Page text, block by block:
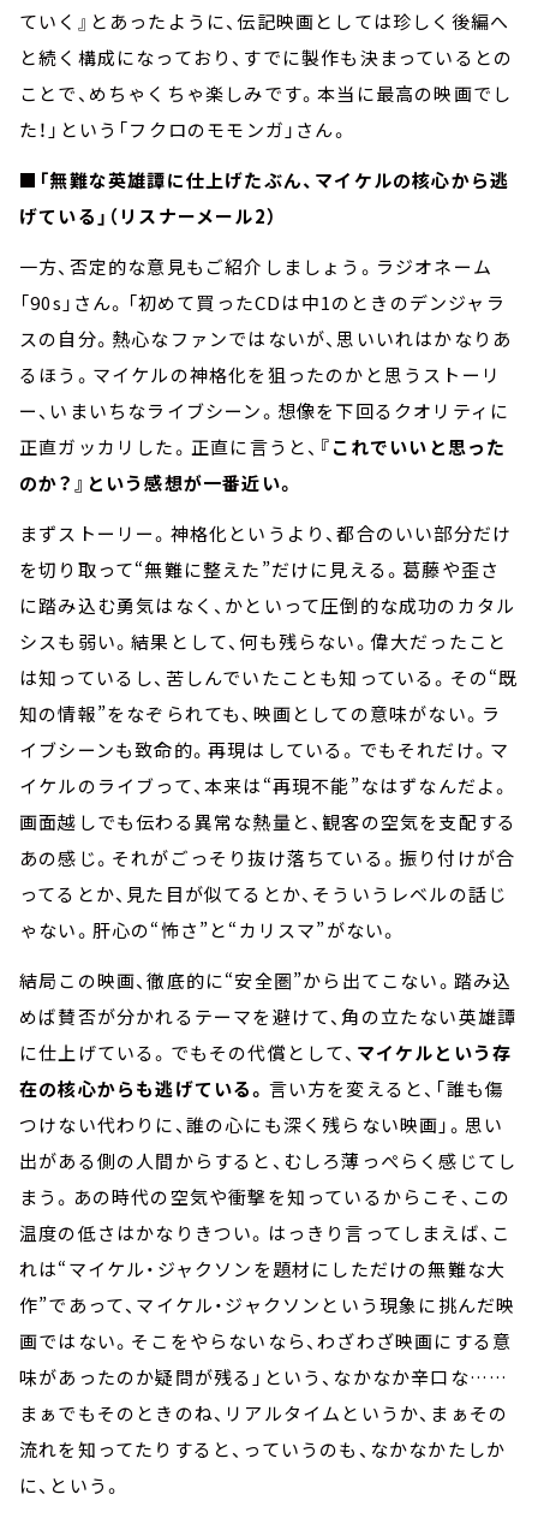
ていく』とあったように、伝記映画としては珍しく後編へ
と続く構成になっており、すでに製作も決まっているとの
ことで、めちゃくちゃ楽しみです。本当に最高の映画でし
た！」という「フクロのモモンガ」さん。
■「無難な英雄譚に仕上げたぶん、マイケルの核心から逃
げている」（リスナーメール2）
一方、否定的な意見もご紹介しましょう。ラジオネーム
「90s」さん。「初めて買ったCDは中1のときのデンジャラ
スの自分。熱心なファンではないが、思いいれはかなりあ
るほう。マイケルの神格化を狙ったのかと思うストーリ
ー、いまいちなライブシーン。想像を下回るクオリティに
正直ガッカリした。――正直に言うと、 『これでいいと思った
のか？』という感想が一番近い。
まずストーリー。神格化というより、都合のいい部分だけ
を切り取って“無難に整えた”だけに見える。葛藤や歪さ
に踏み込む勇気はなく、かといって圧倒的な成功のカタル
シスも弱い。結果として、何も残らない。偉大だったこと
は知っているし、苦しんでいたことも知っている。その“既
知の情報”をなぞられても、映画としての意味がない。ラ
イブシーンも致命的。再現はしている。でもそれだけ。マ
イケルのライブって、本来は“再現不能”なはずなんだよ。
画面越しでも伝わる異常な熱量と、観客の空気を支配する
あの感じ。それがごっそり抜け落ちている。振り付けが合
ってるとか、見た目が似てるとか、そういうレベルの話じ
ゃない。肝心の“怖さ”と“カリスマ”がない。
結局この映画、徹底的に“安全圏”から出てこない。踏み込
めば賛否が分かれるテーマを避けて、角の立たない英雄譚
に仕上げている。でもその代償として、 マイケルという存
在の核心からも逃げている。 言い方を変えると、「誰も傷
つけない代わりに、誰の心にも深く残らない映画」。思い
出がある側の人間からすると、むしろ薄っぺらく感じてし
まう。あの時代の空気や衝撃を知っているからこそ、この
温度の低さはかなりきつい。はっきり言ってしまえば、こ
れは“マイケル・ジャクソンを題材にしただけの無難な大
作”であって、マイケル・ジャクソンという現象に挑んだ映
画ではない。そこをやらないなら、わざわざ映画にする意
味があったのか疑問が残る」という、なかなか辛口な……
まぁでもそのときのね、リアルタイムというか、まぁその
流れを知ってたりすると、っていうのも、なかなかたしか
に、という。